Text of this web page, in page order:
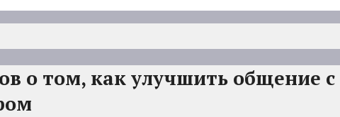
о том, как улучшить общение с